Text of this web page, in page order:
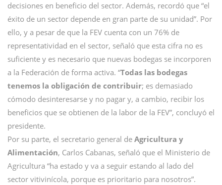
decisiones en beneficio del sector. Además, recordó que “el
éxito de un sector depende en gran parte de su unidad”. Por
ello, y a pesar de que la FEV cuenta con un 76% de
representatividad en el sector, señaló que esta cifra no es
suficiente y es necesario que nuevas bodegas se incorporen
a la Federación de forma activa. “Todas las bodegas
tenemos la obligación de contribuir; es demasiado
cómodo desinteresarse y no pagar y, a cambio, recibir los
beneficios que se obtienen de la labor de la FEV”, concluyó el
presidente.
Por su parte, el secretario general de Agricultura y
Alimentación, Carlos Cabanas, señaló que el Ministerio de
Agricultura “ha estado y va a seguir estando al lado del
sector vitivinícola, porque es prioritario para nosotros”.